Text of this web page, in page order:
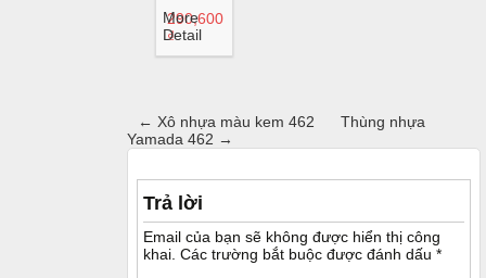
290,600
₫
More
Detail
← Xô nhựa màu kem 462
Thùng nhựa
Yamada 462 →
Trả lời
Email của bạn sẽ không được hiển thị công
khai. Các trường bắt buộc được đánh dấu *